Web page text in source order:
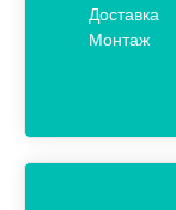
Доставка
Монтаж